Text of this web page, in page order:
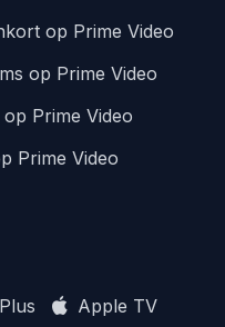
op Prime Video
op Prime Video
Prime Video
Prime Video
Apple TV